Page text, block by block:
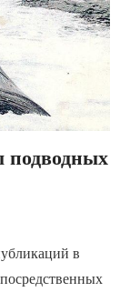
подводных
в